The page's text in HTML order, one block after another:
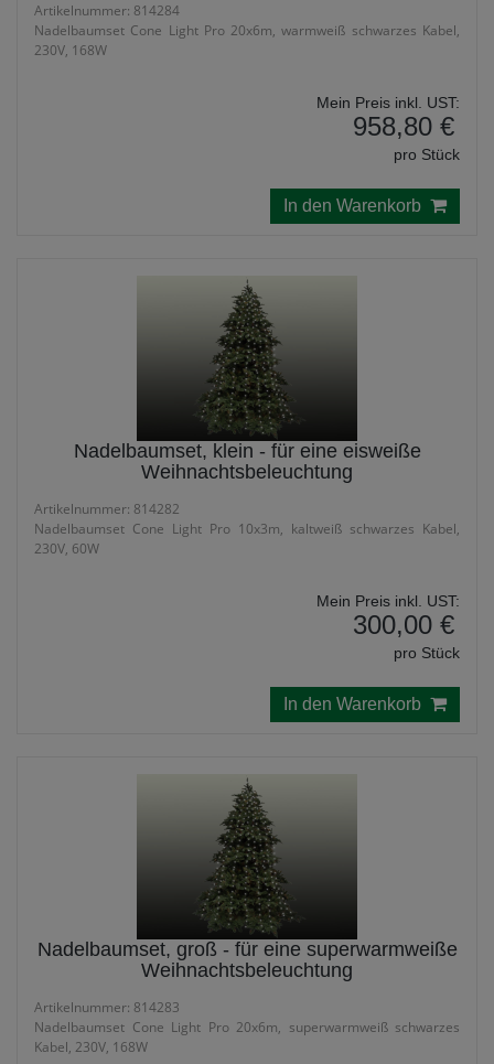
Artikelnummer: 814284
Nadelbaumset Cone Light Pro 20x6m, warmweiß schwarzes Kabel,
230V, 168W
Mein Preis inkl. UST:
958,80 €
pro Stück
In den Warenkorb
Nadelbaumset, klein - für eine eisweiße
Weihnachtsbeleuchtung
Artikelnummer: 814282
Nadelbaumset Cone Light Pro 10x3m, kaltweiß schwarzes Kabel,
230V, 60W
Mein Preis inkl. UST:
300,00 €
pro Stück
In den Warenkorb
Nadelbaumset, groß - für eine superwarmweiße
Weihnachtsbeleuchtung
Artikelnummer: 814283
Nadelbaumset Cone Light Pro 20x6m, superwarmweiß schwarzes
Kabel, 230V, 168W